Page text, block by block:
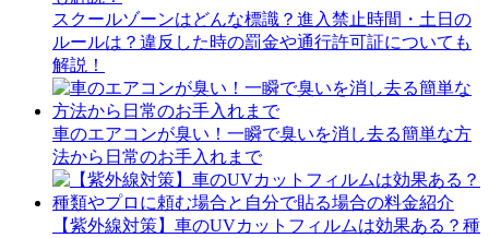
スクールゾーンはどんな標識？進入禁止時間・土日の
ルールは？違反した時の罰金や通行許可証についても
解説！
車のエアコンが臭い！一瞬で臭いを消し去る簡単な方
法から日常のお手入れまで
【紫外線対策】車のUVカットフィルムは効果ある？種